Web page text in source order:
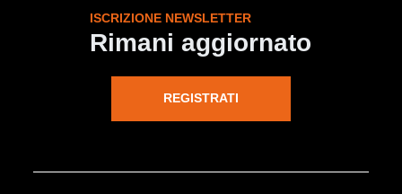
ISCRIZIONE NEWSLETTER
Rimani aggiornato
REGISTRATI